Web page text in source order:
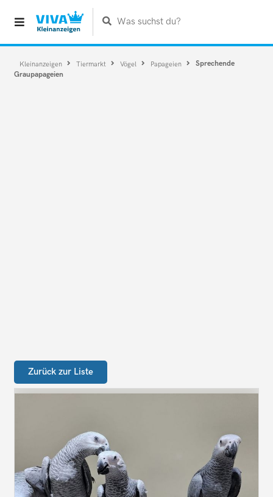
Was suchst du?
Kleinanzeigen Tiermarkt Vögel Papageien
Sprechende
Graupapageien
Zurück zur Liste